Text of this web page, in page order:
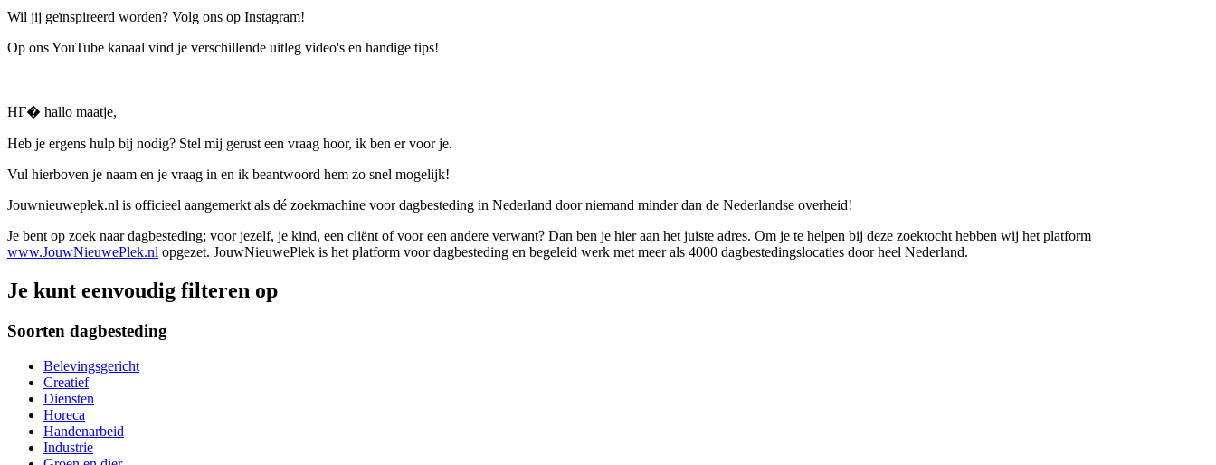
Wil jij geïnspireerd worden? Volg ons op Instagram!
Op ons YouTube kanaal vind je verschillende uitleg video's en handige tips!
HГ� hallo maatje,
Heb je ergens hulp bij nodig? Stel mij gerust een vraag hoor, ik ben er voor je.
Vul hierboven je naam en je vraag in en ik beantwoord hem zo snel mogelijk!
Jouwnieuweplek.nl is officieel aangemerkt als dé zoekmachine voor dagbesteding in Nederland door niemand minder dan de Nederlandse overheid!
Je bent op zoek naar dagbesteding; voor jezelf, je kind, een cliënt of voor een andere verwant? Dan ben je hier aan het juiste adres. Om je te helpen bij deze zoektocht hebben wij het platform
www.JouwNieuwePlek.nl opgezet. JouwNieuwePlek is het platform voor dagbesteding en begeleid werk met meer als 4000 dagbestedingslocaties door heel Nederland.
Je kunt eenvoudig filteren op
Soorten dagbesteding
Belevingsgericht
Creatief
Diensten
Horeca
Handenarbeid
Industrie